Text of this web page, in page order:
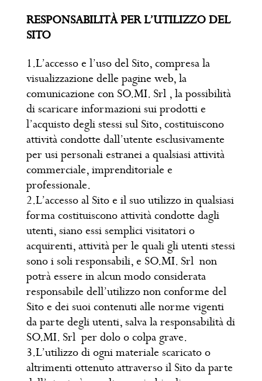
RESPONSABILITÀ PER L’UTILIZZO DEL
SITO
1.L’accesso e l’uso del Sito, compresa la
visualizzazione delle pagine web, la
comunicazione con SO.MI. Srl , la possibilità
di scaricare informazioni sui prodotti e
l’acquisto degli stessi sul Sito, costituiscono
attività condotte dall’utente esclusivamente
per usi personali estranei a qualsiasi attività
commerciale, imprenditoriale e
professionale.
2.L’accesso al Sito e il suo utilizzo in qualsiasi
forma costituiscono attività condotte dagli
utenti, siano essi semplici visitatori o
acquirenti, attività per le quali gli utenti stessi
sono i soli responsabili, e SO.MI. Srl non
potrà essere in alcun modo considerata
responsabile dell’utilizzo non conforme del
Sito e dei suoi contenuti alle norme vigenti
da parte degli utenti, salva la responsabilità di
SO.MI. Srl per dolo o colpa grave.
3.L’utilizzo di ogni materiale scaricato o
altrimenti ottenuto attraverso il Sito da parte